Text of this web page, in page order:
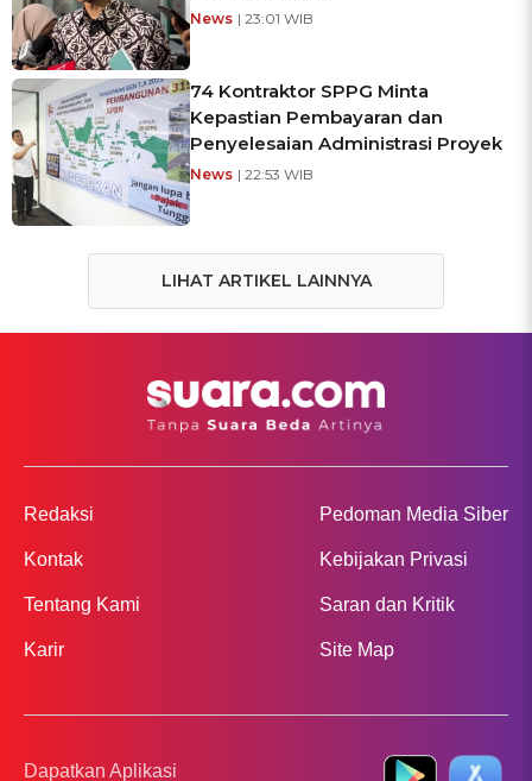
News | 23:01 WIB
74 Kontraktor SPPG Minta
Kepastian Pembayaran dan
Penyelesaian Administrasi Proyek
News | 22:53 WIB
LIHAT ARTIKEL LAINNYA
Redaksi
Kontak
Tentang Kami
Karir
Pedoman Media Siber
Kebijakan Privasi
Saran dan Kritik
Site Map
Dapatkan Aplikasi